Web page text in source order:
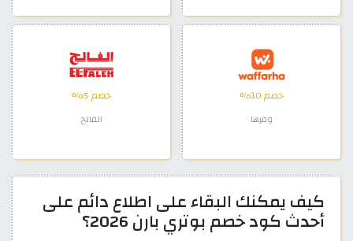
خصم 10%
وفرها
خصم 5%
الفالح
كيف يمكنك البقاء على اطلاع دائم على
أحدث كود خصم بوتري بارن 2026؟